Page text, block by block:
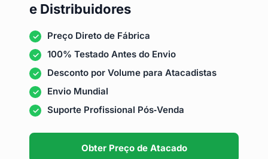
e Distribuidores
Preço Direto de Fábrica
100% Testado Antes do Envio
Desconto por Volume para Atacadistas
Envio Mundial
Suporte Profissional Pós‑Venda
Obter Preço de Atacado